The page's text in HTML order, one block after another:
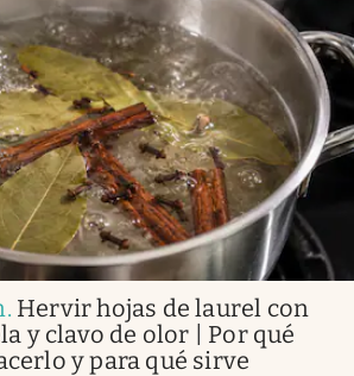
. Hervir hojas de laurel con
y clavo de olor | Por qué
y para qué sirve